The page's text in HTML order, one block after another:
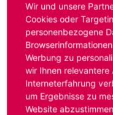
Hinweis:Das von
bereits ausgelaufen.
Sie unter:
Oder Sie bewerben
passende
Wir und unsere
Cookies oder
personenbezogene
Werbung zu
wir Ihnen relevantere
Interneterfahrung
um Ergebnisse zu
Website